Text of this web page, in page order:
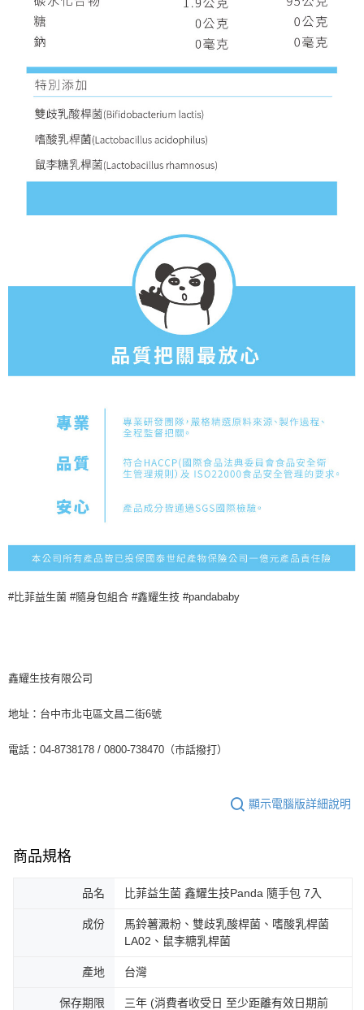
#比菲益生菌 #隨身包組合 #鑫耀生技 #pandababy
鑫耀生技有限公司
地址：台中市北屯區文昌二街6號
電話：04-8738178 / 0800-738470（巿話撥打）
顯示電腦版詳細說明
商品規格
品名 比菲益生菌 鑫耀生技Panda 隨手包 7入
成份
馬鈴薯澱粉、雙歧乳酸桿菌、嗜酸乳桿菌
LA02、鼠李糖乳桿菌
產地 台灣
保存期限
三年 (消費者收受日 至少距離有效日期前